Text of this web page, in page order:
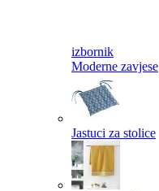
izbornik
Moderne zavjese
Jastuci za stolice